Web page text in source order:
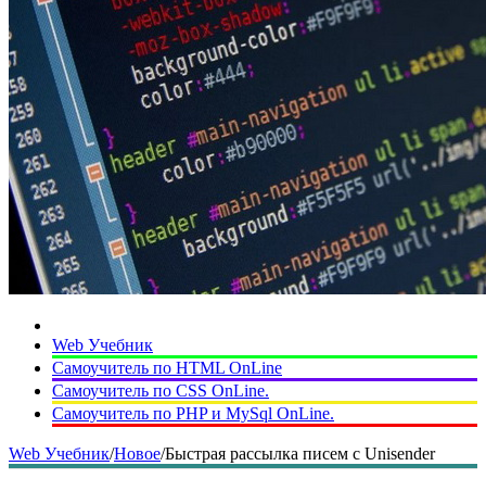
Web Учебник
Самоучитель по HTML OnLine
Самоучитель по CSS OnLine.
Самоучитель по PHP и MySql OnLine.
Web Учебник/Новое/Быстрая рассылка писем с Unisender